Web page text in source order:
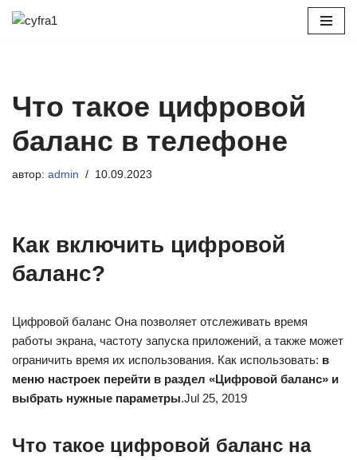
Что такое цифровой
баланс в телефоне
автор: admin 10.09.2023
Как включить цифровой
баланс?
Цифровой баланс Она позволяет отслеживать время
работы экрана, частоту запуска приложений, а также может
ограничить время их использования. Как использовать: в
меню настроек перейти в раздел «Цифровой баланс» и
выбрать нужные параметры.Jul 25, 2019
Что такое цифровой баланс на